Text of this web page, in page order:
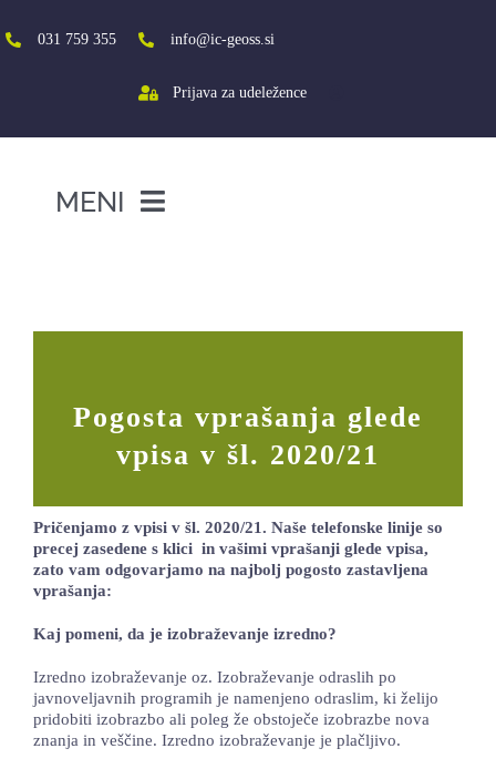
to
content
031 759 355 info@ic-geoss.si
Prijava za udeležence
MENI
LOKALNA TOČKA SVOS
TEČAJI
Pogosta vprašanja glede
vpisa v šl. 2020/21
Pričenjamo z vpisi v šl. 2020/21. Naše telefonske linije so
precej zasedene s klici in vašimi vprašanji glede vpisa,
zato vam odgovarjamo na najbolj pogosto zastavljena
vprašanja:
Kaj pomeni, da je izobraževanje izredno?
Izredno izobraževanje oz. Izobraževanje odraslih po
javnoveljavnih programih je namenjeno odraslim, ki želijo
pridobiti izobrazbo ali poleg že obstoječe izobrazbe nova
znanja in veščine. Izredno izobraževanje je plačljivo.